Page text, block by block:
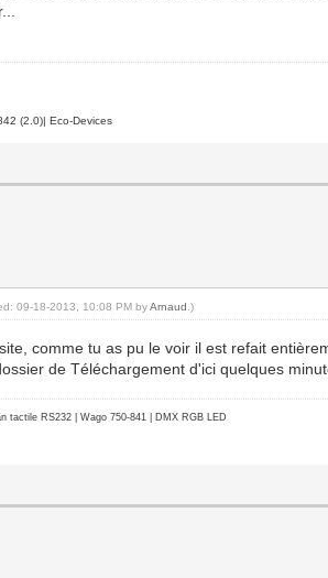
(2.0)| Eco-Devices
09-18-2013, 10:08 PM byArnaud .)
comme tu as pu le voir il est refait
de Téléchargement d'ici quelques
tactile RS232 | Wago 750-841 | DMX RGB LED